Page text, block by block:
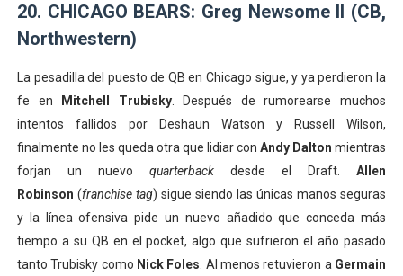
20. CHICAGO BEARS: Greg Newsome II (CB,
Northwestern)
La pesadilla del puesto de QB en Chicago sigue, y ya perdieron la
fe en
Mitchell Trubisky. Después de rumorearse muchos
intentos fallidos por Deshaun Watson y Russell Wilson,
finalmente no les queda otra que lidiar conAndy Daltonmientras
forjan un nuevo quarterbackdesde el Draft.Allen
Robinson (franchise tag) sigue siendo las únicas manos seguras
y la línea ofensiva pide un nuevo añadido que conceda más
tiempo a su QB en el pocket, algo que sufrieron el año pasado
tanto Trubisky como Nick Foles . Al menos retuvieron a Germain